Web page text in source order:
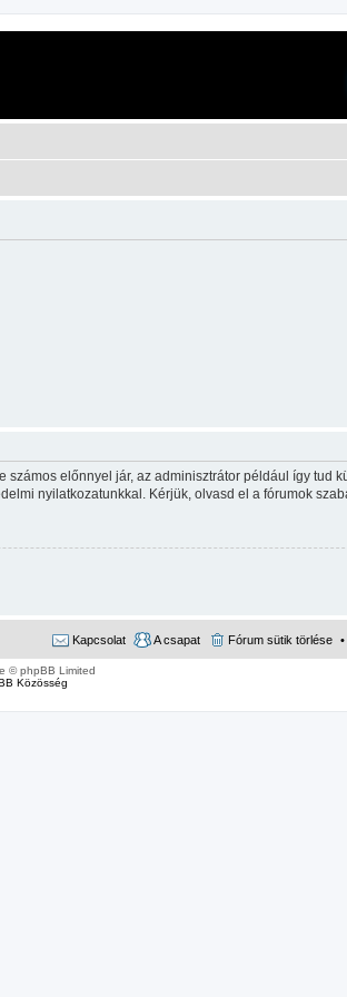
előnnyel jár, az adminisztrátor például így tud
nyilatkozatunkkal. Kérjük, olvasd el a fórumok
Fórum sütik törlése
A csapat
Kapcsolat
© phpBB Limited
Közösség